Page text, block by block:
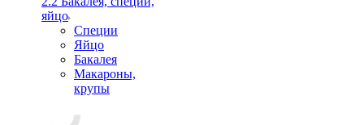
яйцо
Специи
Яйцо
Бакалея
Макароны,
крупы